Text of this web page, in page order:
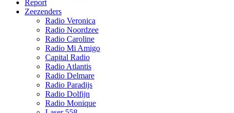
Report
Zeezenders
Radio Veronica
Radio Noordzee
Radio Caroline
Radio Mi Amigo
Capital Radio
Radio Atlantis
Radio Delmare
Radio Paradijs
Radio Dolfijn
Radio Monique